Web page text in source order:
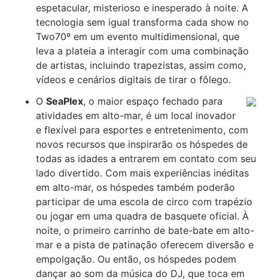
espetacular, misterioso e inesperado à noite. A
tecnologia sem igual transforma cada show no
Two70º em um evento multidimensional, que
leva a plateia a interagir com uma combinação
de artistas, incluindo trapezistas, assim como,
vídeos e cenários digitais de tirar o fôlego.
O SeaPlex, o maior espaço fechado para
atividades em alto-mar, é um local inovador
e flexível para esportes e entretenimento, com
novos recursos que inspirarão os hóspedes de
todas as idades a entrarem em contato com seu
lado divertido. Com mais experiências inéditas
em alto-mar, os hóspedes também poderão
participar de uma escola de circo com trapézio
ou jogar em uma quadra de basquete oficial. À
noite, o primeiro carrinho de bate-bate em alto-
mar e a pista de patinação oferecem diversão e
empolgação. Ou então, os hóspedes podem
dançar ao som da música do DJ, que toca em